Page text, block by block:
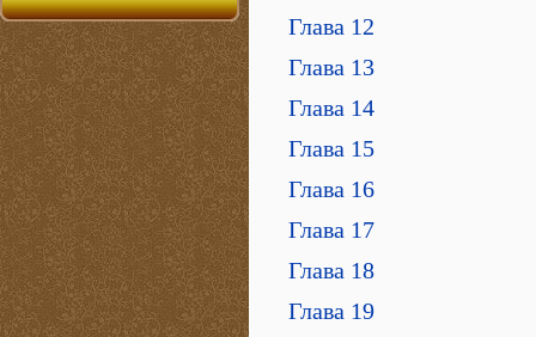
Глава 12
Глава 13
Глава 14
Глава 15
Глава 16
Глава 17
Глава 18
Глава 19